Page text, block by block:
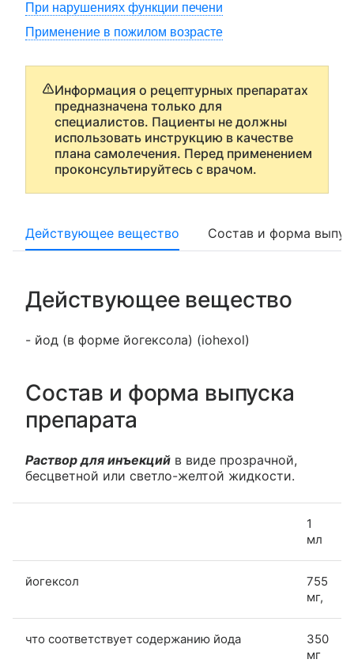
При нарушениях функции печени
Применение в пожилом возрасте
Информация о рецептурных препаратах
предназначена только для
специалистов. Пациенты не должны
использовать инструкцию в качестве
плана самолечения. Перед применением
проконсультируйтесь с врачом.
Действующее вещество Состав и форма
Действующее вещество
- йод (в форме йогексола) (iohexol)
Состав и форма выпуска
препарата
Раствор для инъекций в виде прозрачной,
бесцветной или светло-желтой жидкости.
1
мл
йогексол
755
мг,
что соответствует содержанию йода
350
мг